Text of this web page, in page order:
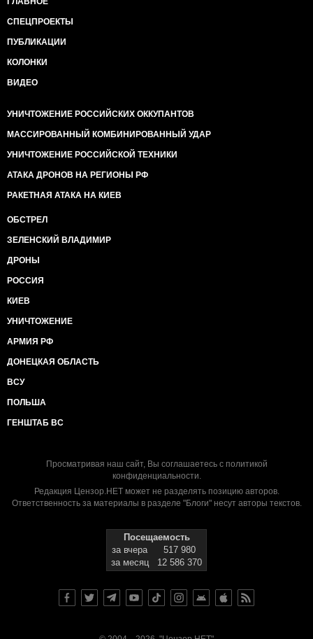
СПЕЦПРОЕКТЫ
ПУБЛИКАЦИИ
КОЛОНКИ
ВИДЕО
УНИЧТОЖЕНИЕ РОССИЙСКИХ ОККУПАНТОВ
МАССИРОВАННЫЙ КОМБИНИРОВАННЫЙ УДАР
УНИЧТОЖЕНИЕ РОССИЙСКОЙ ТЕХНИКИ
АТАКА ДРОНОВ НА РЕГИОНЫ РФ
РАКЕТНАЯ АТАКА НА КИЕВ
ОБСТРЕЛ
ЗЕЛЕНСКИЙ ВЛАДИМИР
ДРОНЫ
РОССИЯ
КИЕВ
УНИЧТОЖЕНИЕ
АРМИЯ РФ
ДОНЕЦКАЯ ОБЛАСТЬ
ВСУ
ПОЛЬША
ГЕНШТАБ ВС
Просматривая наш сайт, Вы соглашаетесь с политикой
конфиденциальности.
Редакция Цензор.НЕТ может не разделять позицию авторов.
Ответственность за материалы в разделе "Блоги" несут авторы текстов.
Посещаемость
за вчера
517 980
за месяц
12 586 370